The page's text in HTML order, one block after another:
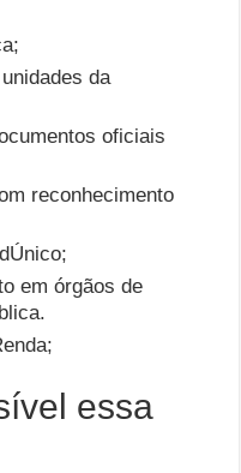
da
oficiais
reconhecimento
em órgãos de
essa